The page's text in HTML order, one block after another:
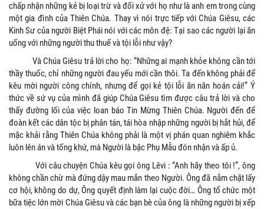
chấp nhận những kẻ bị loại trừ và đối xử với họ như là anh em trong cùng
một gia đình của Thiên Chúa. Thay vì nói trực tiếp với Chúa Giêsu, các
Kinh Sư của người Biệt Phái nói với các môn đệ: Tại sao các người lại ăn
uống với những người thu thuế và tội lỗi như vậy?
Và Chúa Giêsu trả lời cho họ: “Những ai mạnh khỏe không cần tới
thầy thuốc, chỉ những người đau yếu mới cần thôi. Ta đến không phải để
kêu mời người công chính, nhưng để gọi kẻ tội lỗi ăn năn hoán cải!” Ý
thức về sứ vụ của mình đã giúp Chúa Giêsu tìm được câu trả lời và cho
thấy đường lối của việc loan báo Tin Mừng Thiên Chúa. Người đến để
đoàn kết các dân tộc bị phân tán, tái hòa nhập những người bị hắt hủi, để
mặc khải rằng Thiên Chúa không phải là một vị phán quan nghiêm khắc
luôn lên án và tống khứ, mà Người là bậc Phụ Mẫu đón nhận và ấp ủ.
Với câu chuyện Chúa kêu gọi ông Lêvi : “Anh hãy theo tôi !”, ông
không chần chừ mà đứng dậy mau mắn theo Người. Ông đã nắm chặt lấy
cơ hội, không do dự, Ông quyết định làm lại cuộc đời… Ông tổ chức một
bữa tiệc lớn mời Chúa Giêsu và các bạn bè của ông là những người bị xếp